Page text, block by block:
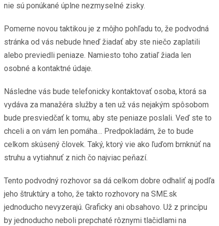
nie sú ponúkané úplne nezmyselné zisky.
Pomerne novou taktikou je z môjho pohľadu to, že podvodná
stránka od vás nebude hneď žiadať aby ste niečo zaplatili
alebo previedli peniaze. Namiesto toho zatiaľ žiada len
osobné a kontaktné údaje.
Následne vás bude telefonicky kontaktovať osoba, ktorá sa
vydáva za manažéra služby a ten už vás nejakým spôsobom
bude presviedčať k tomu, aby ste peniaze poslali. Veď ste to
chceli a on vám len pomáha… Predpokladám, že to bude
celkom skúsený človek. Taký, ktorý vie ako ľuďom brnknúť na
struhu a vytiahnuť z nich čo najviac peňazí.
Tento podvodný rozhovor sa dá celkom dobre odhaliť aj podľa
jeho štruktúry a toho, že takto rozhovory na SME.sk
jednoducho nevyzerajú. Graficky ani obsahovo. Už z princípu
by jednoducho neboli prepchaté rôznymi tlačidlami na